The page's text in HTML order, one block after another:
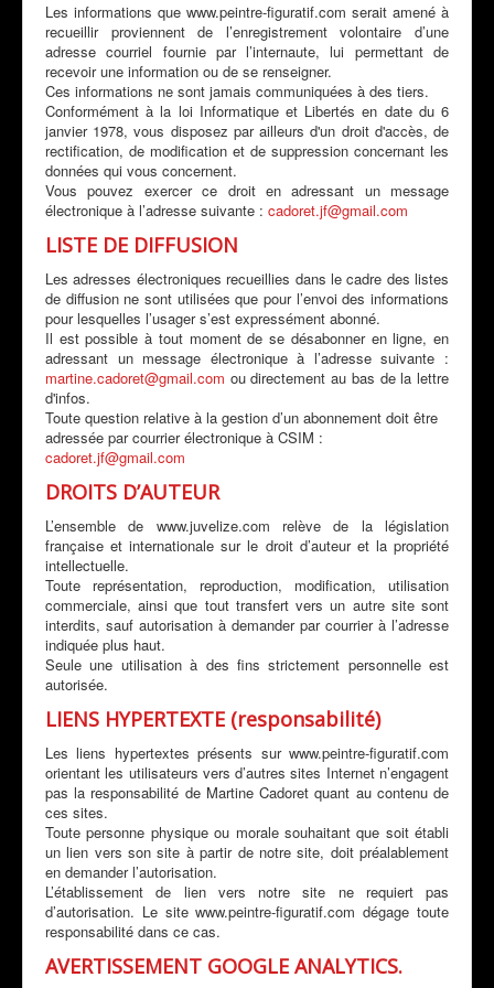
Les informations que www.peintre-figuratif.com serait amené à
recueillir proviennent de l’enregistrement volontaire d’une
adresse courriel fournie par l’internaute, lui permettant de
recevoir une information ou de se renseigner.
Ces informations ne sont jamais communiquées à des tiers.
Conformément à la loi Informatique et Libertés en date du 6
janvier 1978, vous disposez par ailleurs d'un droit d'accès, de
rectification, de modification et de suppression concernant les
données qui vous concernent.
Vous pouvez exercer ce droit en adressant un message
électronique à l’adresse suivante : cadoret.jf@gmail.com
LISTE DE DIFFUSION
Les adresses électroniques recueillies dans le cadre des listes
de diffusion ne sont utilisées que pour l’envoi des informations
pour lesquelles l’usager s’est expressément abonné.
Il est possible à tout moment de se désabonner en ligne, en
adressant un message électronique à l’adresse suivante :
martine.cadoret@gmail.com ou directement au bas de la lettre
d'infos.
Toute question relative à la gestion d’un abonnement doit être
adressée par courrier électronique à CSIM :
cadoret.jf@gmail.com
DROITS D’AUTEUR
L’ensemble de www.juvelize.com relève de la législation
française et internationale sur le droit d’auteur et la propriété
intellectuelle.
Toute représentation, reproduction, modification, utilisation
commerciale, ainsi que tout transfert vers un autre site sont
interdits, sauf autorisation à demander par courrier à l’adresse
indiquée plus haut.
Seule une utilisation à des fins strictement personnelle est
autorisée.
LIENS HYPERTEXTE (responsabilité)
Les liens hypertextes présents sur www.peintre-figuratif.com
orientant les utilisateurs vers d’autres sites Internet n’engagent
pas la responsabilité de Martine Cadoret quant au contenu de
ces sites.
Toute personne physique ou morale souhaitant que soit établi
un lien vers son site à partir de notre site, doit préalablement
en demander l’autorisation.
L’établissement de lien vers notre site ne requiert pas
d’autorisation. Le site www.peintre-figuratif.com dégage toute
responsabilité dans ce cas.
AVERTISSEMENT GOOGLE ANALYTICS.